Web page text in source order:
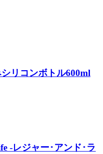
リコンボトル600ml
-レジャー･アンド･ラ